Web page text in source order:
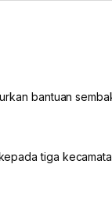
bantuan
tiga